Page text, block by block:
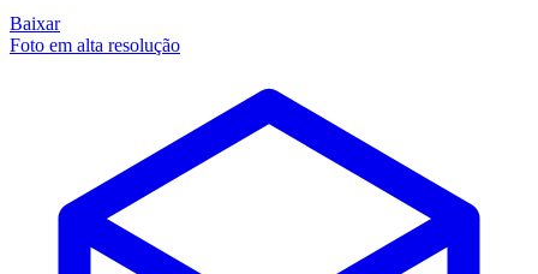
Baixar
Foto em alta resolução